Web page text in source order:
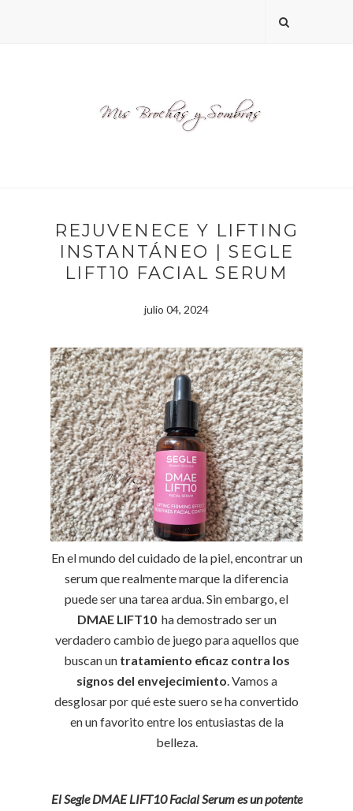
REJUVENECE Y LIFTING
INSTANTÁNEO | SEGLE
LIFT10 FACIAL SERUM
julio 04, 2024
En el mundo del cuidado de la piel, encontrar un
serum que realmente marque la diferencia
puede ser una tarea ardua. Sin embargo, el
DMAE LIFT10 ha demostrado ser un
verdadero cambio de juego para aquellos que
buscan untratamiento eficaz contra los
signos del envejecimiento. Vamos a
desglosar por qué este suero se ha convertido
en un favorito entre los entusiastas de la
belleza.
El Segle DMAE LIFT10 Facial Serum es un potente